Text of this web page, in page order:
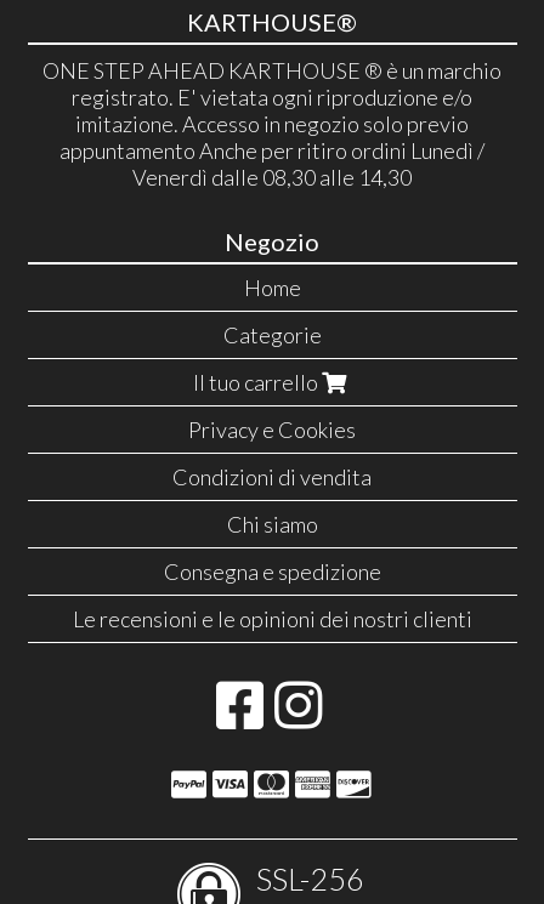
KARTHOUSE®
ONE STEP AHEAD KARTHOUSE ® è un marchio
registrato. E' vietata ogni riproduzione e/o
imitazione. Accesso in negozio solo previo
appuntamento Anche per ritiro ordini Lunedì /
Venerdì dalle 08,30 alle 14,30
Negozio
Home
Categorie
Il tuo carrello
Privacy e Cookies
Condizioni di vendita
Chi siamo
Consegna e spedizione
Le recensioni e le opinioni dei nostri clienti
SSL-256